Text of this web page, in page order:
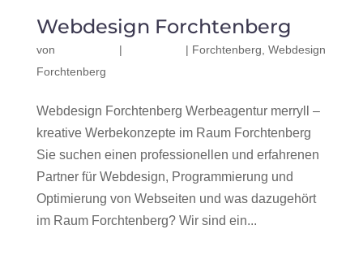
Webdesign Forchtenberg
von | | Forchtenberg Webdesign
Forchtenberg
Webdesign Forchtenberg Werbeagentur merryll –
kreative Werbekonzepte im Raum Forchtenberg
Sie suchen einen professionellen und erfahrenen
Partner für Webdesign, Programmierung und
Optimierung von Webseiten und was dazugehört
im Raum Forchtenberg? Wir sind ein...